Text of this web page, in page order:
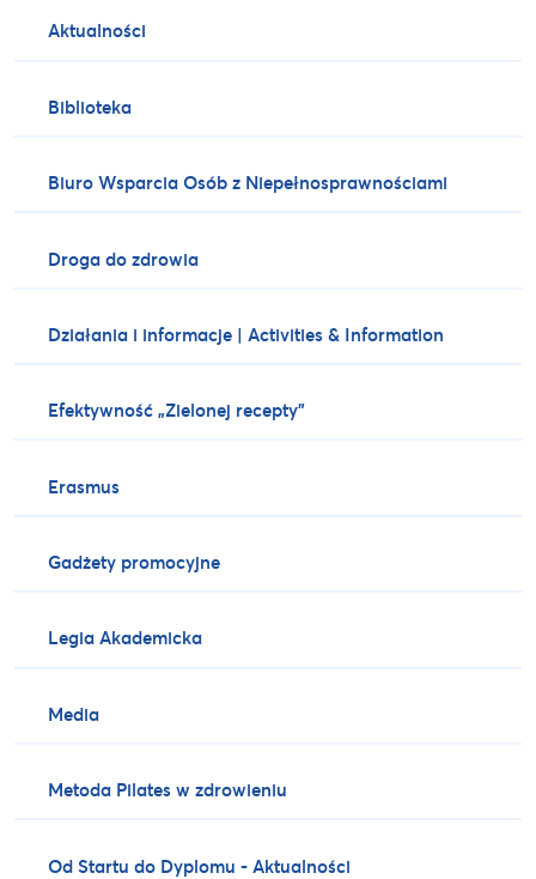
Aktualności
Biblioteka
Biuro Wsparcia Osób z Niepełnosprawnościami
Droga do zdrowia
Działania i informacje | Activities & Information
Efektywność „Zielonej recepty”
Erasmus
Gadżety promocyjne
Legia Akademicka
Media
Metoda Pilates w zdrowieniu
Od Startu do Dyplomu - Aktualności